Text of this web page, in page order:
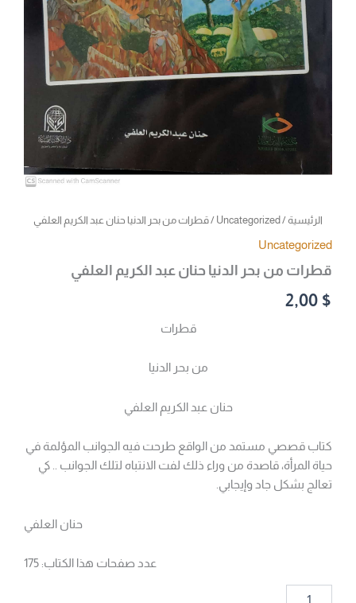
الرئيسية/
Uncategorized / قطرات من بحر الدنيا حنان عبد الكريم العلفي
Uncategorized
قطرات من بحر الدنيا حنان عبد الكريم العلفي
2,00 $
قطرات
من بحر الدنيا
حنان عبد الكريم العلفي
كتاب قصصي مستمد من الواقع طرحت فيه الجوانب المؤلمة في
حياة المرأة، قاصدة من وراء ذلك لفت الانتباه لتلك الجوانب .. كي
تعالج بشكل جاد وإيجابي.
حنان العلفي
عدد صفحات هذا الكتاب: 175